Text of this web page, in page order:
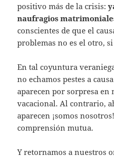
positivo más de la crisis:
naufragios
conscientes de que el
problemas no es el otro,
En tal coyuntura
no echamos pestes a
aparecen por sorpresa en
vacacional. Al contrario,
aparecen ¡somos
comprensión mutua.
Y retornamos a nuestros